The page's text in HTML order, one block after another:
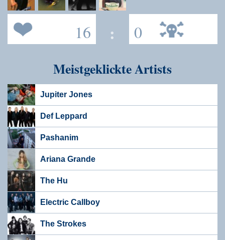
16 : 0
Meistgeklickte Artists
Jupiter Jones
Def Leppard
Pashanim
Ariana Grande
The Hu
Electric Callboy
The Strokes